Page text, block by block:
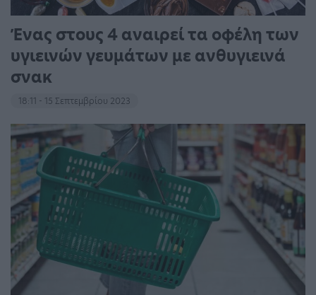
Ένας στους 4 αναιρεί τα οφέλη των
υγιεινών γευμάτων με ανθυγιεινά
σνακ
18:11 - 15 Σεπτεμβρίου 2023